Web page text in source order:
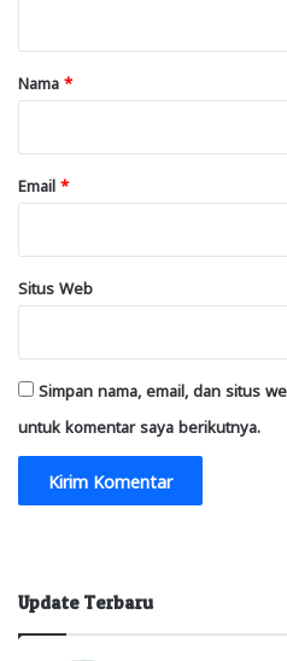
rNama *
Email *
Situs Web
Simpan nama, email, dan situs
untuk komentar saya berikutnya.
Update Terbaru